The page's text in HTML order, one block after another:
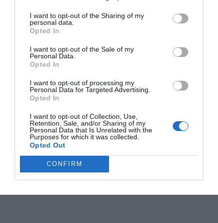
I want to opt-out of the Sharing of my
personal data.
Opted In
I want to opt-out of the Sale of my
Personal Data.
Opted In
I want to opt-out of processing my
Personal Data for Targeted Advertising.
Opted In
I want to opt-out of Collection, Use,
Retention, Sale, and/or Sharing of my
Personal Data that Is Unrelated with the
Purposes for which it was collected.
Opted Out
CONFIRM